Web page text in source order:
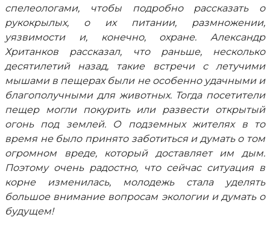
спелеологами, чтобы подробно рассказать о
рукокрылых, о их питании, размножении,
уязвимости и, конечно, охране. Александр
Хританков рассказал, что раньше, несколько
десятилетий назад, такие встречи с летучими
мышами в пещерах были не особенно удачными и
благополучными для животных. Тогда посетители
пещер могли покурить или развести открытый
огонь под землей. О подземных жителях в то
время не было принято заботиться и думать о том
огромном вреде, который доставляет им дым.
Поэтому очень радостно, что сейчас ситуация в
корне изменилась, молодежь стала уделять
большое внимание вопросам экологии и думать о
будущем!